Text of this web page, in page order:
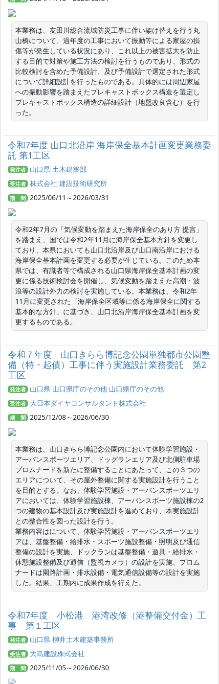
本業務は、友田川総合流域防災工事に伴い架け替えを行う丸
山橋について、過年度の工事において振動等による家屋の損
傷等が発生している状況にあり、これ以上の被害拡大を防止
する目的で対策や施工方法の検討を行うものであり、形式の
比較検討を含めた予備設計、及び予備設計で選定された形式
について詳細設計を行ったものである。具体的には周辺家屋
への振動影響を踏まえたプレキャストボックス構造を選定し
プレキャストボックス構造の詳細設計（地盤改良含む）を行
った。
令和7年度 山口北沿岸 海岸保全基本計画変更業務委
託 第1工区
発注者 山口県 土木建築部
受注者 株式会社 建設技術研究所
期 間 2025/06/11～2026/03/31
令和2年7月の「気候変動を踏まえた海岸保全のあり方 提言」
を踏まえ、国では令和2年11月に海岸保全基本方針を変更し
ており、本県においても山口北沿岸及び山口南沿岸における
海岸保全基本計画を変更する必要が生じている。このため本
県では、有識者等で構成される山口県海岸保全基本計画の変
更に係る技術検討会を開催し、気候変動を踏まえた高潮・波
浪等の設計外力の検討を実施している。本業務は、令和2年
11月に変更された「海岸保全区域等に係る海岸保全に関する
基本的な方針」に基づき、山口北沿岸海岸保全基本計画を変
更するものである。
令和７年度 山口きらら博記念公園単独都市公園整
備（特・起債）工事に伴う実施設計業務委託 第2
工区
発注者 山口県 山口県庁のその他 山口県庁のその他
受注者 大日本ダイヤコンサルタント株式会社
期 間 2025/12/08～2026/06/30
本業務は、山口きらら博記念公園内において体験学習施設・
アーバンスポーツエリア、ドッグランエリア及び北側駐車場
プロムナードを新たに整備することにあたって、この３つの
エリアについて、その屋外整備に関する実施設計を行うこと
を目的とする。なお、体験学習施設・アーバンスポーツエリ
アにおいては、体験学習施設棟、アーバンスポーツ施設棟の2
つの建物の基本設計及び実施設計を進めており、本実施設計
との整合性を図った設計を行う。
業務内容はについて、体験学習施設・アーバンスポーツエリ
アは、基盤整備・給排水・スポーツ施設整備・照明及び通信
整備の設計を実施、ドックランは基盤整備・遊具・給排水・
休憩施設整備及び通信（監視カメラ）の設計を実施、プロム
ナードは園路計画・排水設備・電気通信設備等の設計を実施
令和7年度 小松港 港湾改修（港整備交付金）工
事 第１工区
発注者 山口県 柳井土木建築事務所
受注者 大島建設株式会社
期 間 2025/11/05～2026/06/30